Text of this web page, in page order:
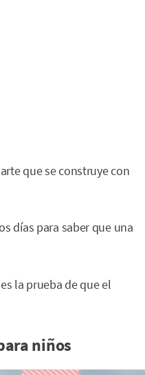
que se construye con
días para saber que una
la prueba de que el
niños